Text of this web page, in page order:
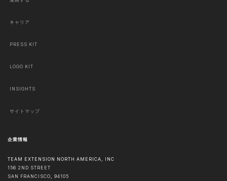
キャリア
PRESS KIT
LOGO KIT
INSIGHTS
サイトマップ
企業情報
TEAM EXTENSION NORTH AMERICA, INC
156 2ND STREET
SAN FRANCISCO, 94105